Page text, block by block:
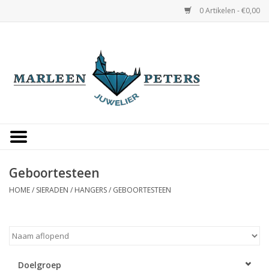
0 Artikelen - €0,00
Occasions
Geboortesteen
HOME/ SIERADEN / HANGERS/ GEBOORTESTEEN
Doelgroep